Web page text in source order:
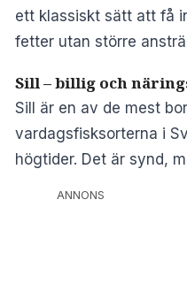
ett klassiskt sätt att få
fetter utan större
Sill – billig och
Sill är en av de mest
vardagsfisksorterna i
högtider. Det är synd,
ANNONS